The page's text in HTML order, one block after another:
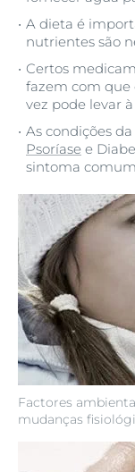
Factores
mudanças
A dieta é
nutrientes são
Certos
fazem com que
vez pode levar à
As condições
Psoríase e
sintoma